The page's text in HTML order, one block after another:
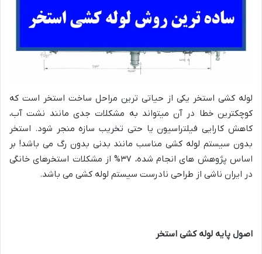
لوله کشی استخر یکی از حیاتی ترین مراحل ساخت استخر است که
کوچکترین خطا در آن میتواند به مشکلات جدی مانند نشت آب،
کاهش کارایی فیلتراسیون یا حتی تخریب سازه منجر شود. استخر
بدون سیستم لوله کشی مناسب مانند بدنی بدون رگ می باشد! بر
اساس پژوهش های انجام شده، ۳۷% از مشکلات استخرهای خانگی
در ایران ناشی از طراحی نادرست سیستم لوله کشی می باشد.
اصول پایه لوله کشی استخر